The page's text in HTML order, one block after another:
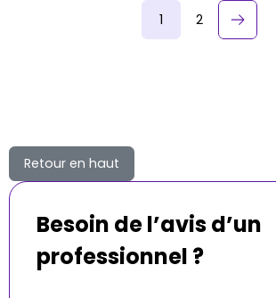
1 2 keyboard_arrow_rightSuivant
Retour en haut
Besoin de l’avis d’un
professionnel ?